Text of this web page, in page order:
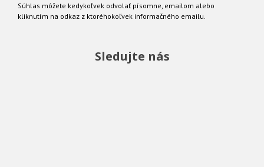
Súhlas môžete kedykoľvek odvolať písomne, emailom alebo
kliknutím na odkaz z ktoréhokoľvek informačného emailu.
Sledujte nás